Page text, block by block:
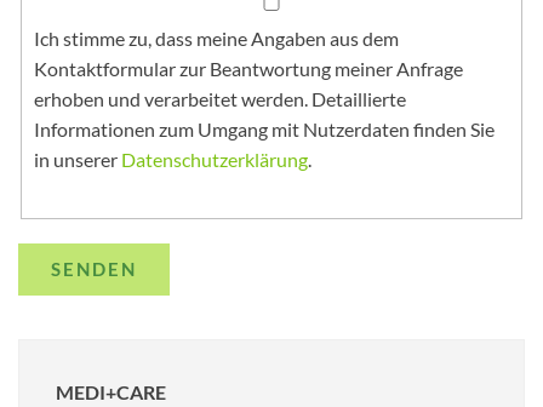
Ich stimme zu, dass meine Angaben aus dem
Kontaktformular zur Beantwortung meiner Anfrage
erhoben und verarbeitet werden. Detaillierte
Informationen zum Umgang mit Nutzerdaten finden Sie
in unserer Datenschutzerklärung
MEDI+CARE